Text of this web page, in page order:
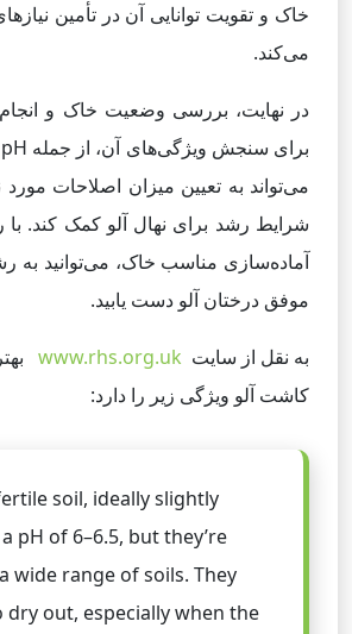
خاک و تقویت توانایی آن در تأمین
می‌کند.
در نهایت، بررسی وضعیت خاک و
می‌تواند به تعیین میزان اصلاحات مورد
شرایط رشد برای نهال آلو کمک کند. با
آماده‌سازی مناسب خاک، می‌توانید به
موفق درختان آلو دست یابید.
به نقل از سایت www.rhs.org.uk
کاشت آلو ویژگی زیر را دارد:
soil, ideally slightly
pH of 6–6.5, but they’re
wide range of soils. They
dry out, especially when the